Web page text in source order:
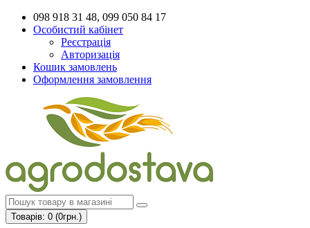
098 918 31 48, 099 050 84 17
Особистий кабінет
Реєстрація
Авторизація
Кошик замовлень
Оформлення замовлення
Товарів: 0 (0грн.)